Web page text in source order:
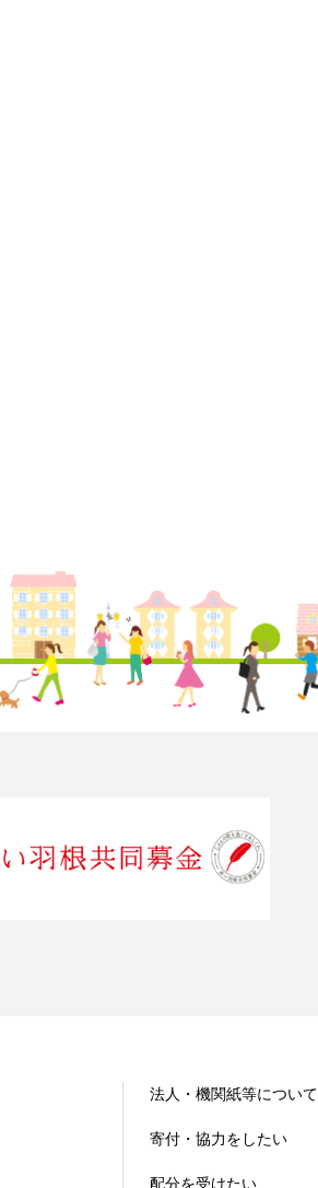
法人・機関紙等について
寄付・協力をしたい
配分を受けたい